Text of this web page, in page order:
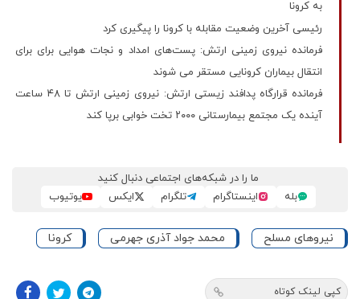
به کرونا
رئیسی آخرین وضعیت مقابله با کرونا را پیگیری کرد
فرمانده نیروی زمینی ارتش: پست‌های امداد و نجات هوایی برای برای
انتقال بیماران کرونایی مستقر می شوند
فرمانده قرارگاه پدافند زیستی ارتش: نیروی زمینی ارتش تا ۴۸ ساعت
آینده یک مجتمع بیمارستانی ۲۰۰۰ تخت خوابی برپا کند
ما را در شبکه‌های اجتماعی دنبال کنید
بله
اینستاگرام تلگرام ایکس یوتیوب
نیروهای مسلح محمد جواد آذری جهرمی کرونا
کپی لینک کوتاه